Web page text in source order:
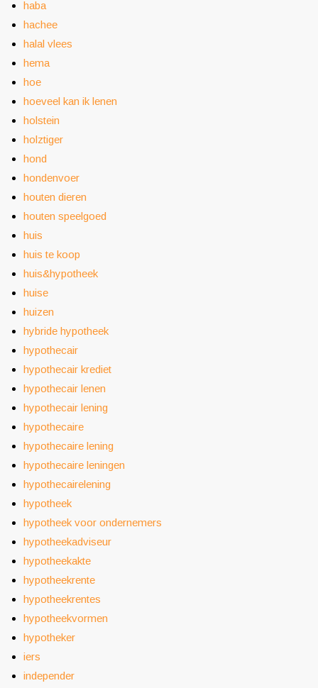
haba
hachee
halal vlees
hema
hoe
hoeveel kan ik lenen
holstein
holztiger
hond
hondenvoer
houten dieren
houten speelgoed
huis
huis te koop
huis&hypotheek
huise
huizen
hybride hypotheek
hypothecair
hypothecair krediet
hypothecair lenen
hypothecair lening
hypothecaire
hypothecaire lening
hypothecaire leningen
hypothecairelening
hypotheek
hypotheek voor ondernemers
hypotheekadviseur
hypotheekakte
hypotheekrente
hypotheekrentes
hypotheekvormen
hypotheker
iers
independer